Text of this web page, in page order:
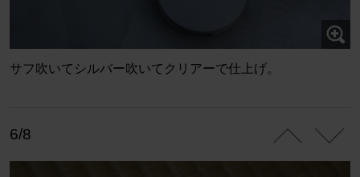
サフ吹いてシルバー吹いてクリアーで仕上げ。
6/8